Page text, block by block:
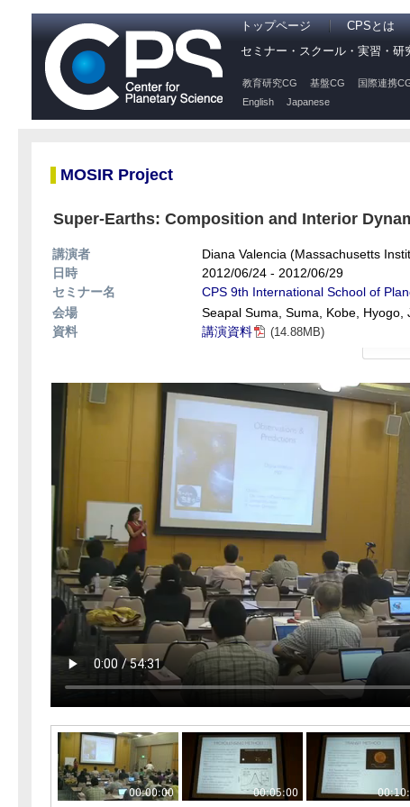
トップページ CPSとは
セミナー・スクール・実習・研
教育研究CG 基盤CG 国際連携
English
Japanese
MOSIR Project
Super-Earths: Composition and Interior
講演者
Diana Valencia (Massachusetts
日時
2012/06/24 - 2012/06/29
セミナー名
CPS 9th International School of
会場
Seapal Suma, Suma, Kobe, Hyogo,
資料
講演資料 (14.88MB)
00:00:00 00:05:00